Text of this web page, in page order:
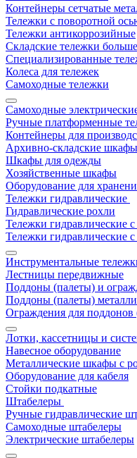
Контейнеры сетчатые
Тележки с поворотной
Тележки антикоррозийные
Складские тележки
Специализированные
Колеса для тележек
Самоходные тележки
Самоходные
Ручные платформенные
Контейнеры для
Архивно-складские шкафы
Шкафы для одежды
Хозяйственные шкафы
Оборудование для
Тележки гидравлические
Гидравлические рохли
Тележки гидравлические с
Тележки гидравлические
Инструментальные
Лестницы передвижные
Поддоны (палеты) и
Поддоны (палеты)
Ограждения для поддонов
Лотки, кассетницы и
Навесное оборудование
Металлические шкафы с
Оборудование для кабеля
Стойки подкатные
Штабелеры
Ручные гидравлические
Самоходные штабелеры
Электрические штабелеры